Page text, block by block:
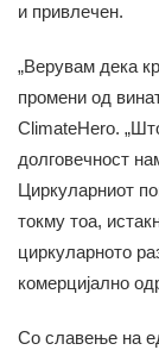
и привлечен.
„Верувам дека
промени од
ClimateHero.
долговечност
Циркуларниот
токму тоа,
циркуларното
комерцијално
Со славење на